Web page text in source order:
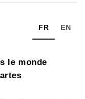
FR EN
le monde